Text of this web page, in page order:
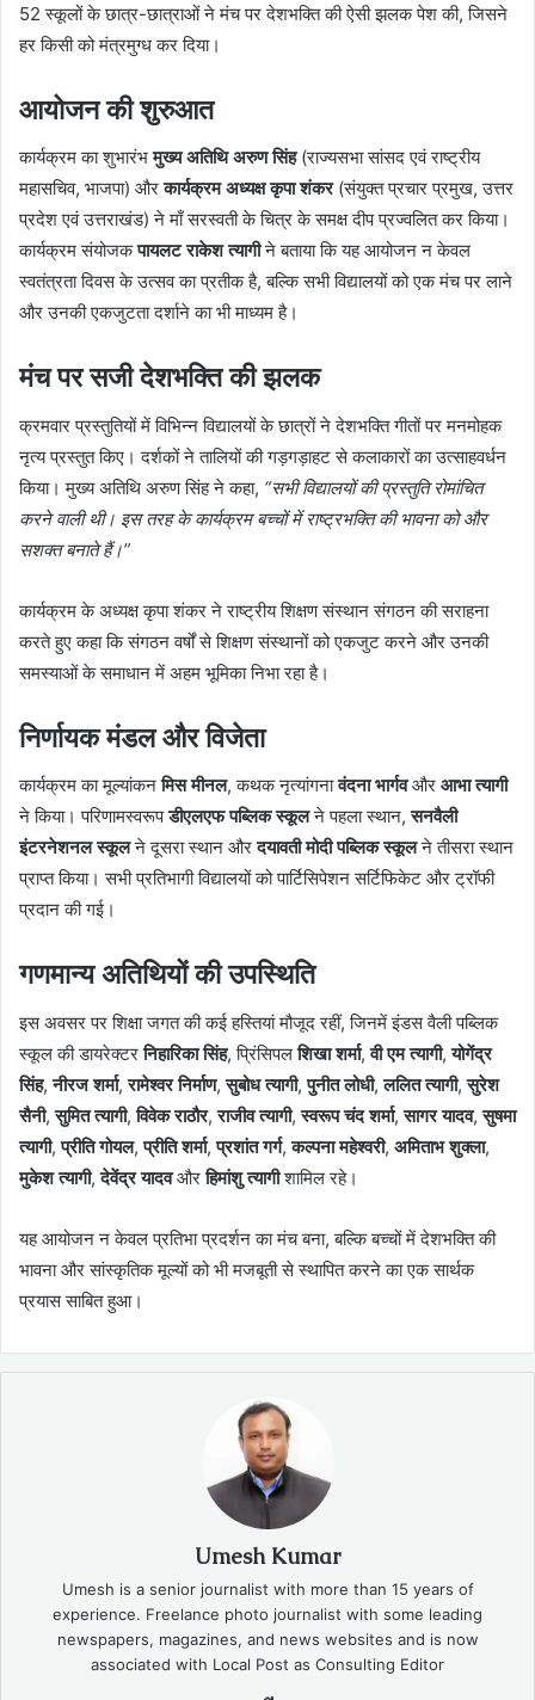
52 स्कूलों के छात्र-छात्राओं ने मंच पर देशभक्ति की ऐसी झलक पेश की, जिसने
हर किसी को मंत्रमुग्ध कर दिया।
आयोजन की शुरुआत
कार्यक्रम का शुभारंभमुख्य अतिथि अरुण सिंह(राज्यसभा सांसद एवं राष्ट्रीय
महासचिव, भाजपा) औरकार्यक्रम अध्यक्ष कृपा शंकर(संयुक्त प्रचार प्रमुख, उत्तर
प्रदेश एवं उत्तराखंड) ने माँ सरस्वती के चित्र के समक्ष दीप प्रज्वलित कर किया।
कार्यक्रम संयोजकपायलट राकेश त्यागीने बताया कि यह आयोजन न केवल
स्वतंत्रता दिवस के उत्सव का प्रतीक है, बल्कि सभी विद्यालयों को एक मंच पर लाने
और उनकी एकजुटता दर्शाने का भी माध्यम है।
मंच पर सजी देशभक्ति की झलक
क्रमवार प्रस्तुतियों में विभिन्न विद्यालयों के छात्रों ने देशभक्ति गीतों पर मनमोहक
नृत्य प्रस्तुत किए। दर्शकों ने तालियों की गड़गड़ाहट से कलाकारों का उत्साहवर्धन
किया। मुख्य अतिथि अरुण सिंह ने कहा, “सभी विद्यालयों की प्रस्तुति रोमांचित
करने वाली थी। इस तरह के कार्यक्रम बच्चों में राष्ट्रभक्ति की भावना को और
सशक्त बनाते हैं।”
कार्यक्रम के अध्यक्ष कृपा शंकर ने राष्ट्रीय शिक्षण संस्थान संगठन की सराहना
करते हुए कहा कि संगठन वर्षों से शिक्षण संस्थानों को एकजुट करने और उनकी
समस्याओं के समाधान में अहम भूमिका निभा रहा है।
निर्णायक मंडल और विजेता
कार्यक्रम का मूल्यांकनमिस मीनल, कथक नृत्यांगनावंदना भार्गवऔर आभा त्यागी
ने किया। परिणामस्वरूपडीएलएफ पब्लिक स्कूलने पहला स्थान,सनवैली
इंटरनेशनल स्कूलने दूसरा स्थान औरदयावती मोदी पब्लिक स्कूलने तीसरा स्थान
प्राप्त किया। सभी प्रतिभागी विद्यालयों को पार्टिसिपेशन सर्टिफिकेट और ट्रॉफी
प्रदान की गई।
गणमान्य अतिथियों की उपस्थिति
इस अवसर पर शिक्षा जगत की कई हस्तियां मौजूद रहीं, जिनमें इंडस वैली पब्लिक
स्कूल की डायरेक्टरनिहारिका सिंह, प्रिंसिपलशिखा शर्मा,वी एम त्यागी,योगेंद्र
सिंह,नीरज शर्मा,रामेश्वर निर्माण,सुबोध त्यागी,पुनीत लोधी,ललित त्यागी,सुरेश
सैनी,सुमित त्यागी,विवेक राठौर,राजीव त्यागी,स्वरूप चंद शर्मा,सागर यादव,सुषमा
त्यागी,प्रीति गोयल,प्रीति शर्मा,प्रशांत गर्ग,कल्पना महेश्वरी, अमिताभ शुक्ला,
मुकेश त्यागी,देवेंद्र यादवऔरहिमांशु त्यागीशामिल रहे।
यह आयोजन न केवल प्रतिभा प्रदर्शन का मंच बना, बल्कि बच्चों में देशभक्ति की
भावना और सांस्कृतिक मूल्यों को भी मजबूती से स्थापित करने का एक सार्थक
प्रयास साबित हुआ।
Umesh Kumar
Umesh is a senior journalist with more than 15 years of
experience. Freelance photo journalist with some leading
newspapers, magazines, and news websites and is now
associated with Local Post as Consulting Editor